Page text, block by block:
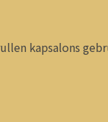
kapsalons